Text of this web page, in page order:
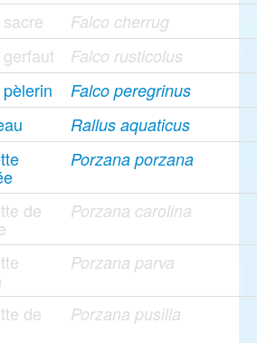
Falco cherrug
Falco rusticolus
Falco peregrinus
Rallus aquaticus
Porzana porzana
de Porzana carolina
Porzana parva
de Porzana pusilla